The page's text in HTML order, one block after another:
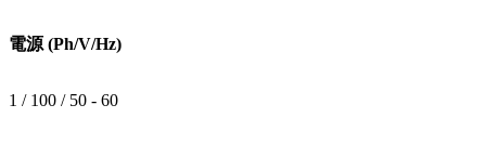
電源 (Ph/V/Hz)
1 / 100 / 50 - 60